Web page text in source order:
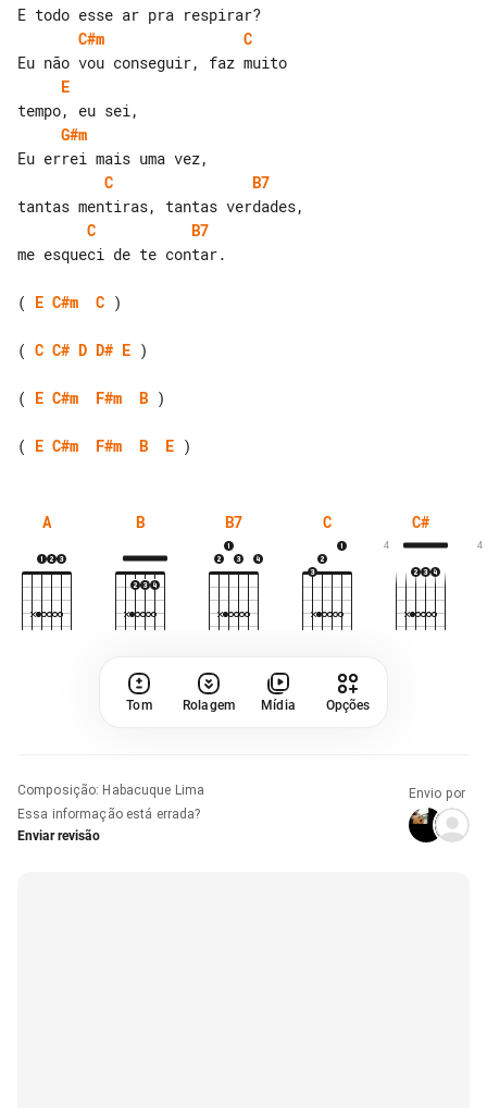
C#m
C
E
G#m
C
B7
C
B7
me esqueci de te contar.
( E C#m C )
( C C# D D# E )
( E C#m F#m B )
( E C#m F#m B E
A B B7 C C#
4 4
Tom Rolagem Mídia Opções
Composição: Habacuque Lima
Essa informação está errada?
Enviar revisão
Envio por